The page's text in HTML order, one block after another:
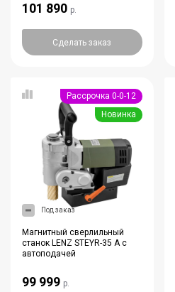
101 890 р.
Сделать заказ
Рассрочка 0-0-12
Новинка
Под заказ
Магнитный сверлильный
станок LENZ STEYR-35 A с
автоподачей
99 999 р.